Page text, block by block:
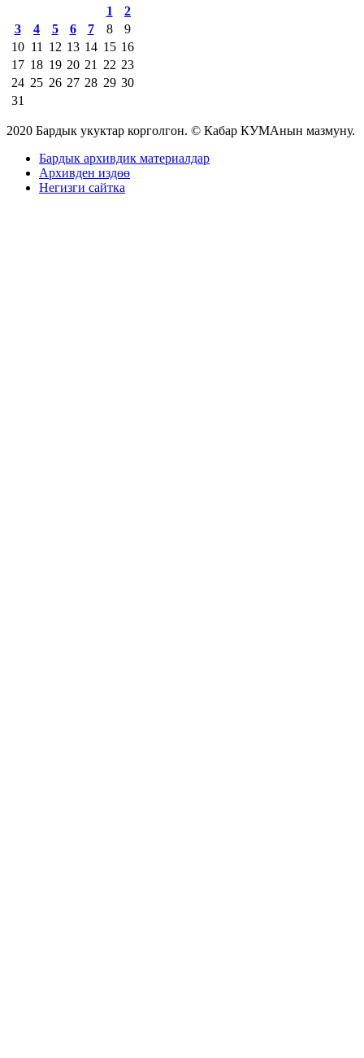
1
2
3
4 5 6 7 8
9
10 11 12 13 14 15 16
17 18 19 20 21 22 23
24 25 26 27 28 29 30
31
2020 Бардык укуктар корголгон. © Кабар КУМАнын мазмуну.
Бардык архивдик материалдар
Архивден издөө
Негизги сайтка